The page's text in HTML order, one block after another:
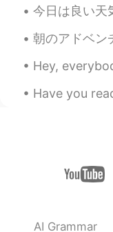
✨I should
💪✨🌷
Paul
Paul
EN JP
also! ✨👍
今日は良い天気だったので、午後に息子と一緒
朝のアドベンチャー！笑 (ただ9時に寝たから朝4時くらい目が
Hey, everybody! It's me, your
Have you read Tower of
AI Grammar